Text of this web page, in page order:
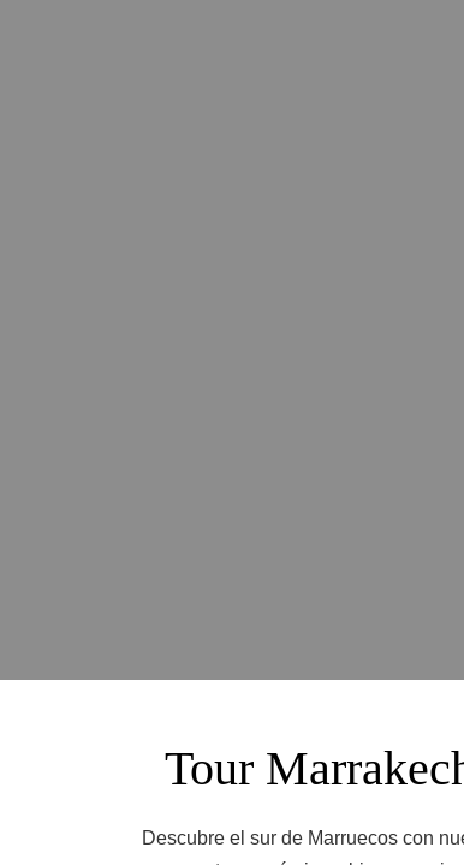
Tour
Descubre el sur de Marruecos con